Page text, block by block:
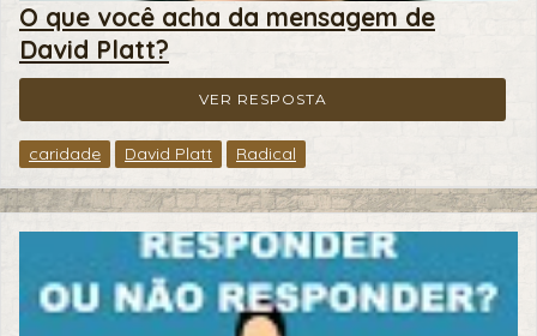
O que você acha da mensagem de
David Platt?
VER RESPOSTA
caridade David Platt Radical